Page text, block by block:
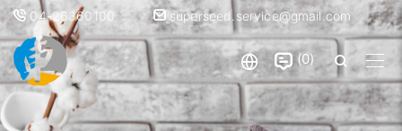
04-26360100 superseed.service@gmail.com
0